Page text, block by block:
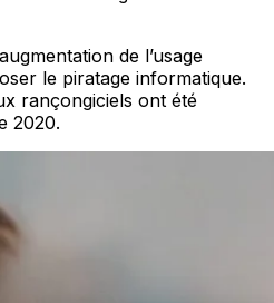
de l’usage
le piratage informatique.
rançongiciels ont été
2020.